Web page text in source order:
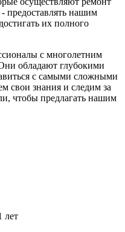
предоставлять нашим
их полного
с многолетним
обладают глубокими
с самыми сложными
свои знания и следим за
чтобы предлагать нашим
лет